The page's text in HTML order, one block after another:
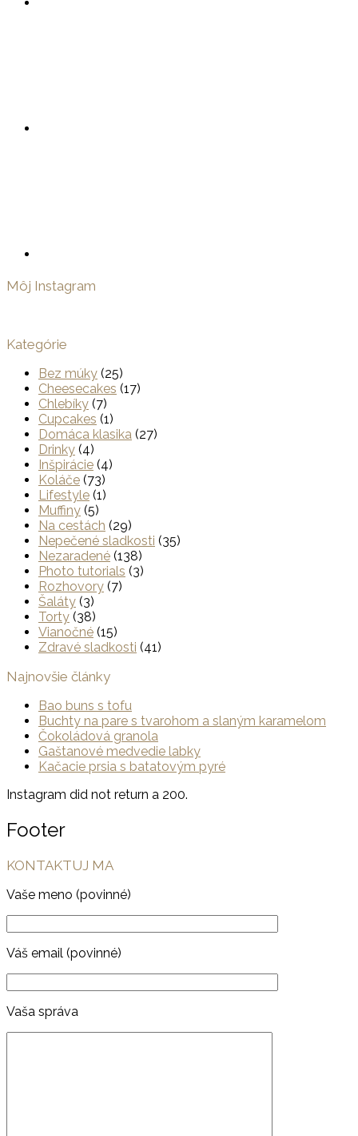
Môj Instagram
Kategórie
Bez múky (25)
Cheesecakes (17)
Chlebíky (7)
Cupcakes (1)
Domáca klasika (27)
Drinky (4)
Inšpirácie (4)
Koláče (73)
Lifestyle (1)
Muffiny (5)
Na cestách (29)
Nepečené sladkosti (35)
Nezaradené (138)
Photo tutorials (3)
Rozhovory (7)
Šaláty (3)
Torty (38)
Vianočné (15)
Zdravé sladkosti (41)
Najnovšie články
Bao buns s tofu
Buchty na pare s tvarohom a slaným karamelom
Čokoládová granola
Gaštanové medvedie labky
Kačacie prsia s batatovým pyré
Instagram did not return a 200.
Footer
KONTAKTUJ MA
Vaše meno (povinné)
Váš email (povinné)
Vaša správa